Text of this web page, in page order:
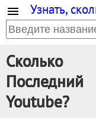
Узнать,
Сколько
Youtube?